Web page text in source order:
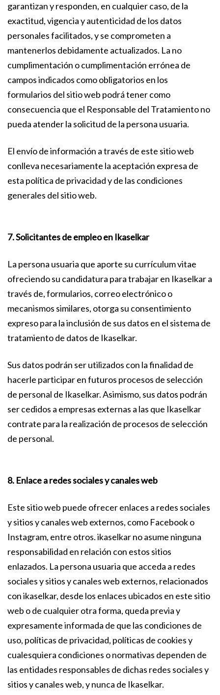
garantizan y responden, en cualquier caso, de la
exactitud, vigencia y autenticidad de los datos
personales facilitados, y se comprometen a
mantenerlos debidamente actualizados. La no
cumplimentación o cumplimentación errónea de
campos indicados como obligatorios en los
formularios del sitio web podrá tener como
consecuencia que el Responsable del Tratamiento no
pueda atender la solicitud de la persona usuaria.
El envío de información a través de este sitio web
conlleva necesariamente la aceptación expresa de
esta política de privacidad y de las condiciones
generales del sitio web.
7. Solicitantes de empleo en Ikaselkar
La persona usuaria que aporte su currículum vitae
ofreciendo su candidatura para trabajar en Ikaselkar a
través de, formularios, correo electrónico o
mecanismos similares, otorga su consentimiento
expreso para la inclusión de sus datos en el sistema de
tratamiento de datos de Ikaselkar.
Sus datos podrán ser utilizados con la finalidad de
hacerle participar en futuros procesos de selección
de personal de Ikaselkar. Asimismo, sus datos podrán
ser cedidos a empresas externas a las que Ikaselkar
contrate para la realización de procesos de selección
de personal.
8. Enlace a redes sociales y canales web
Este sitio web puede ofrecer enlaces a redes sociales
y sitios y canales web externos, como Facebook o
Instagram, entre otros. ikaselkar no asume ninguna
responsabilidad en relación con estos sitios
enlazados. La persona usuaria que acceda a redes
sociales y sitios y canales web externos, relacionados
con ikaselkar, desde los enlaces ubicados en este sitio
web o de cualquier otra forma, queda previa y
expresamente informada de que las condiciones de
uso, políticas de privacidad, políticas de cookies y
cualesquiera condiciones o normativas dependen de
las entidades responsables de dichas redes sociales y
sitios y canales web, y nunca de Ikaselkar.